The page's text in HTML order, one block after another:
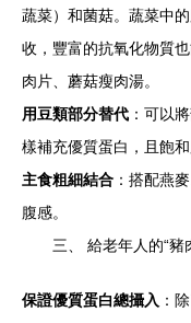
蔬菜）和菌菇。蔬菜中
收，豐富的抗氧化物質
肉片、蘑菇瘦肉湯。
用豆類部分替代 ：可以
樣補充優質蛋白，且飽和
主食粗細結合 ：搭配燕
腹感。
三、 給老年人的“豬
保證優質蛋白總攝入 ：